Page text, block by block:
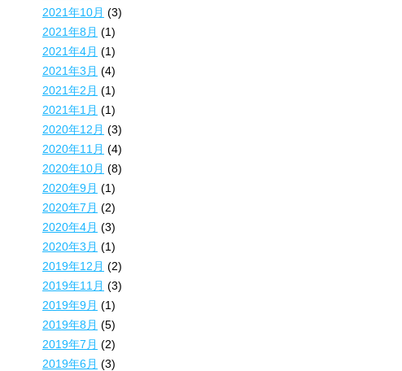
2021年10月 (3)
2021年8月 (1)
2021年4月 (1)
2021年3月 (4)
2021年2月 (1)
2021年1月 (1)
2020年12月 (3)
2020年11月 (4)
2020年10月 (8)
2020年9月 (1)
2020年7月 (2)
2020年4月 (3)
2020年3月 (1)
2019年12月 (2)
2019年11月 (3)
2019年9月 (1)
2019年8月 (5)
2019年7月 (2)
2019年6月 (3)